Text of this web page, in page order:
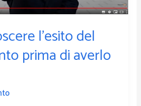
l’esito del
prima di averlo